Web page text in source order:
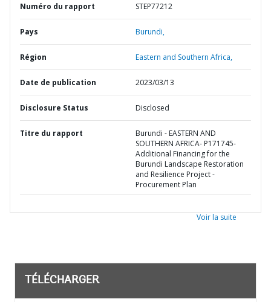
Numéro du rapport STEP77212
Pays Burundi,
Région Eastern and Southern Africa,
Date de publication 2023/03/13
Disclosure Status Disclosed
Titre du rapport
Burundi - EASTERN AND
SOUTHERN AFRICA- P171745-
Additional Financing for the
Burundi Landscape Restoration
and Resilience Project -
Procurement Plan
Voir la suite
TÉLÉCHARGER